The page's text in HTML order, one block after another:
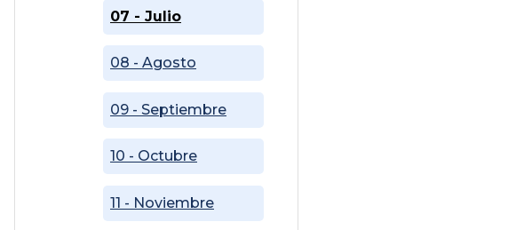
07 - Julio
08 - Agosto
09 - Septiembre
10 - Octubre
11 - Noviembre